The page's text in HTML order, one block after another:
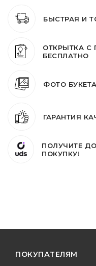
БЫСТРАЯ И
ОТКРЫТКА С
БЕСПЛАТНО
ФОТО
ГАРАНТИЯ
ПОЛУЧИТЕ ДО
ПОКУПКУ!
ПОКУПАТЕЛЯМ